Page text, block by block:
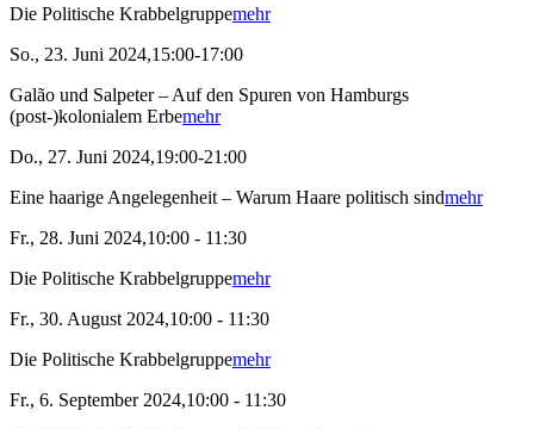
Die Politische Krabbelgruppemehr
So., 23. Juni 2024,15:00-17:00
Galão und Salpeter – Auf den Spuren von Hamburgs
(post-)kolonialem Erbemehr
Do., 27. Juni 2024,19:00-21:00
Eine haarige Angelegenheit – Warum Haare politisch sindmehr
Fr., 28. Juni 2024,10:00 - 11:30
Die Politische Krabbelgruppemehr
Fr., 30. August 2024,10:00 - 11:30
Die Politische Krabbelgruppemehr
Fr., 6. September 2024,10:00 - 11:30